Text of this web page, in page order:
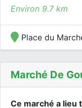
Environ 9.7 km
Place du
Marché De
Ce marché a lieu